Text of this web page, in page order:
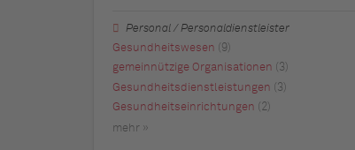
Personal / Personaldienstleister
Gesundheitswesen
(9)
gemeinnützige Organisationen
(3)
Gesundheitsdienstleistungen (3)
Gesundheitseinrichtungen (2)
mehr »